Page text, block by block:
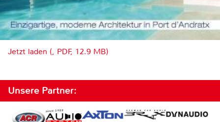
Jetzt laden (, PDF, 12.9 MB)
Unsere Partner: